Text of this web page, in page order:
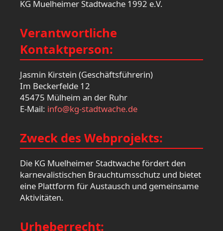
KG Muelheimer Stadtwache 1992 e.V.
Verantwortliche
Kontaktperson:
Jasmin Kirstein (Geschäftsführerin)
Im Beckerfelde 12
45475 Mülheim an der Ruhr
E-Mail: info@kg-stadtwache.de
Zweck des Webprojekts:
Die KG Muelheimer Stadtwache fördert den
karnevalistischen Brauchtumsschutz und bietet
eine Plattform für Austausch und gemeinsame
Aktivitäten.
Urheberrecht: